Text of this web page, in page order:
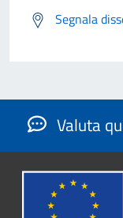
Segnala
Valuta